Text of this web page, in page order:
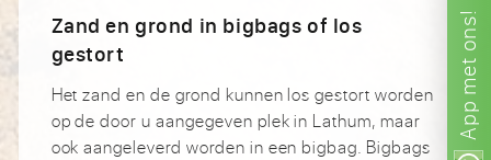
App
met
ons!
Zand en grond in bigbags of los
gestort
Het zand en de grond kunnen los gestort worden
op de door u aangegeven plek in Lathum, maar
ook aangeleverd worden in een bigbag. Bigbags